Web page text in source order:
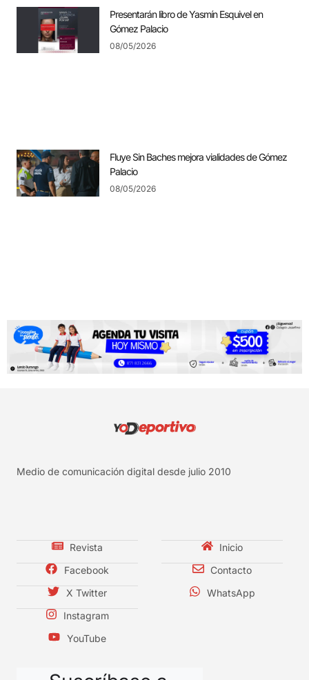
Presentarán libro de Yasmín Esquivel en
Gómez Palacio
08/05/2026
Fluye Sin Baches mejora vialidades de Gómez
Palacio
08/05/2026
Medio de comunicación digital desde julio 2010
Revista
Facebook
X Twitter
Instagram
YouTube
Inicio
Contacto
WhatsApp